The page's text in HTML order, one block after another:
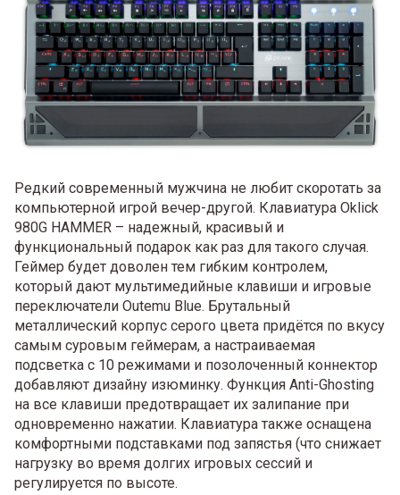
Редкий современный мужчина не любит скоротать за
компьютерной игрой вечер-другой. Клавиатура Oklick
980G HAMMER – надежный, красивый и
функциональный подарок как раз для такого случая.
Геймер будет доволен тем гибким контролем,
который дают мультимедийные клавиши и игровые
переключатели Outemu Blue. Брутальный
металлический корпус серого цвета придётся по вкусу
самым суровым геймерам, а настраиваемая
подсветка с 10 режимами и позолоченный коннектор
добавляют дизайну изюминку. Функция Anti-Ghosting
на все клавиши предотвращает их залипание при
одновременно нажатии. Клавиатура также оснащена
комфортными подставками под запястья (что снижает
нагрузку во время долгих игровых сессий и
регулируется по высоте.